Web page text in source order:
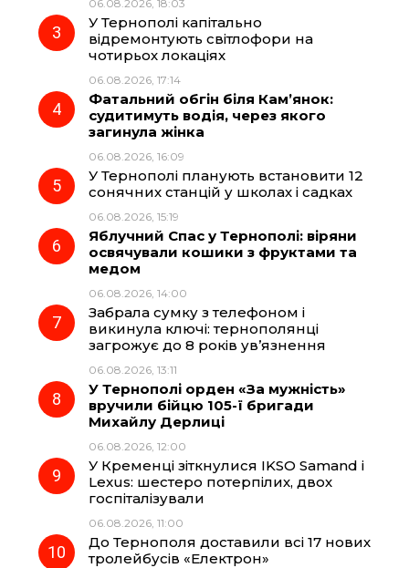
o a
06.08.2026, 18:03
У Тернополі капітально
відремонтують світлофори на
чотирьох локаціях
06.08.2026, 17:14
Фатальний обгін біля Кам’янок:
судитимуть водія, через якого
загинула жінка
06.08.2026, 16:09
У Тернополі планують встановити 12
сонячних станцій у школах і садках
06.08.2026, 15:19
Яблучний Спас у Тернополі: віряни
освячували кошики з фруктами та
медом
06.08.2026, 14:00
Забрала сумку з телефоном і
викинула ключі: тернополянці
загрожує до 8 років ув’язнення
06.08.2026, 13:11
У Тернополі орден «За мужність»
вручили бійцю 105-ї бригади
Михайлу Дерлиці
06.08.2026, 12:00
У Кременці зіткнулися IKSO Samand і
Lexus: шестеро потерпілих, двох
госпіталізували
06.08.2026, 11:00
До Тернополя доставили всі 17 нових
тролейбусів «Електрон»